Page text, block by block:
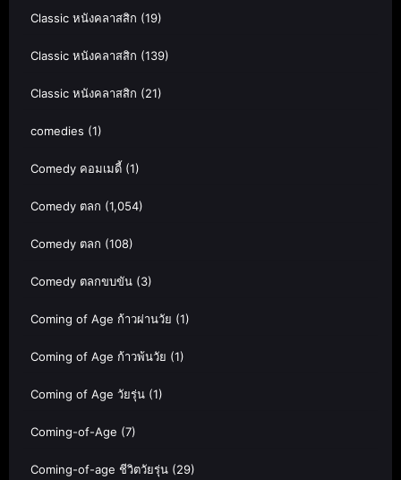
Classic หนังคลาสสิก (19)
Classic หนังคลาสสิก (139)
Classic หนังคลาสสิก (21)
comedies (1)
Comedy คอมเมดี้ (1)
Comedy ตลก (1,054)
Comedy ตลก (108)
Comedy ตลกขบขัน (3)
Coming of Age ก้าวผ่านวัย (1)
Coming of Age ก้าวพ้นวัย (1)
Coming of Age วัยรุ่น (1)
Coming-of-Age (7)
Coming-of-age ชีวิตวัยรุ่น (29)